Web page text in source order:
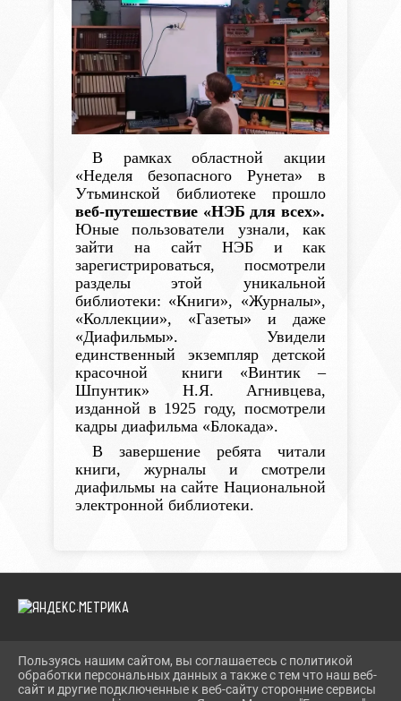
В рамках областной акции
«Неделя безопасного Рунета»
в
Утьминской библиотеке
прошло
веб-путешествие «НЭБ для всех».
Юные пользователи узнали, как
зайти на сайт НЭБ и
как
зарегистрироваться, посмотрели
разделы этой уникальной
библиотеки: «Книги», «Журналы»,
«Коллекции», «Газеты» и даже
«Диафильмы». Увидели
единственный экземпляр детской
красочной книги
«Винтик –
Шпунтик» Н.Я.
Агнивцева,
изданной в 1925 году, посмотрели
кадры диафильма «Блокада».
В завершение ребята читали
книги, журналы и смотрели
диафильмы на сайте Национальной
электронной библиотеки.
2026 Г. TEVRIZLIB.RU
ВХОД
КАРТА САЙТА
Пользуясь нашим сайтом, вы соглашаетесь с политикой
обработки персональных данных а также с тем что наш веб-
сайт и другие подключенные к веб-сайту сторонние сервисы